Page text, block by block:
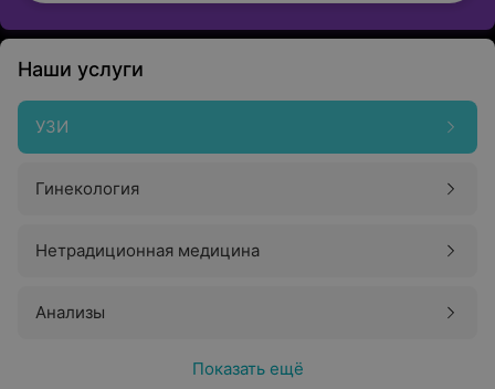
Наши услуги
УЗИ
Гинекология
Нетрадиционная медицина
Анализы
Показать ещё